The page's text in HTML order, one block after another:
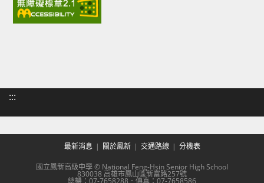
:::
最新消息 關於鳳新 交通路線 分機表
國立鳳新高級中學 © National Feng-Hsin Senior High School
830038 高雄市鳳山區新富路257號
總機：07-7658288．傳真：07-7658586